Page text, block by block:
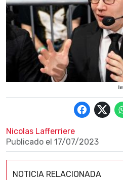
Nicolas Lafferriere
Publicado el 17/07/2023
NOTICIA RELACIONADA